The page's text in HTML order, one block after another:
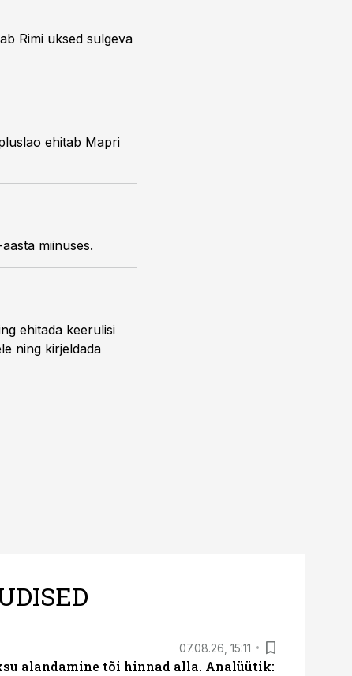
Rimi uksed sulgeva
ehitab Mapri
miinuses.
ehitada keerulisi
ning kirjeldada
07.08.26, 15:11
alandamine tõi hinnad alla. Analüütik: